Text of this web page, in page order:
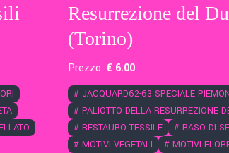
Resurrezione del
(Torino)
Prezzo: € 6.00
# JACQUARD62-63 SPECIALE
# PALIOTTO DELLA RESURREZIONE
# RESTAURO TESSILE # RASO DI
# MOTIVI VEGETALI # MOTIVI